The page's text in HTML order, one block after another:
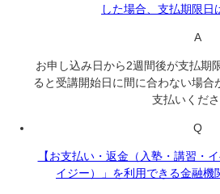
した場合、支払期限日
A
お申し込み日から2週間後が支払期
ると受講開始日に間に合わない場合
支払いくださ
Q
【お支払い・返金（入塾・講習・
イジー）」を利用できる金融機